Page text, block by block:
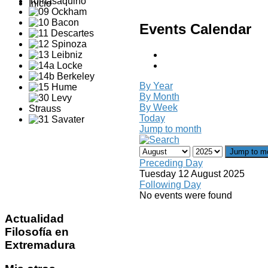
Inicio
Events Calendar
By Year
By Month
By Week
Today
Jump to month
Jump to
Preceding Day
Tuesday 12 August 2025
Following Day
No events were found
Actualidad
Filosofía en
Extremadura